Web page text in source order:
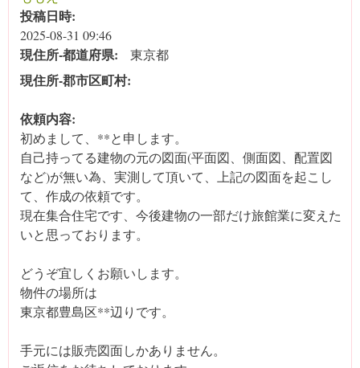
投稿日時:
2025-08-31 09:46
現住所‐都道府県: 東京都
現住所‐郡市区町村:
依頼内容:
初めまして、**と申します。
自己持ってる建物の元の図面(平面図、側面図、配置図
など)が無い為、実測して頂いて、上記の図面を起こし
て、作成の依頼です。
現在集合住宅です、今後建物の一部だけ旅館業に変えた
いと思っております。
どうぞ宜しくお願いします。
物件の場所は
東京都豊島区**辺りです。
手元には販売図面しかありません。